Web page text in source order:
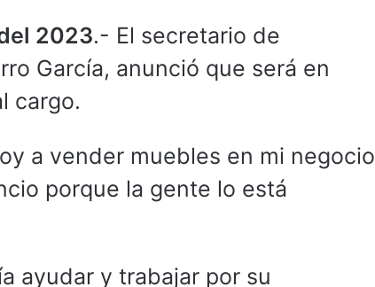
2023.- El secretario de
García, anunció que será en
cargo.
a vender muebles en mi negocio
porque la gente lo está
ayudar y trabajar por su